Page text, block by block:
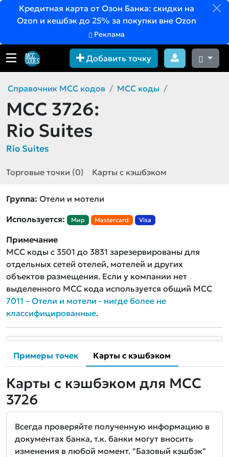
Кредитная карта от Озон Банка: скидки на
Ozon и кешбэк до 25% за покупки вне Ozon
Реклама
Добавить точку
Справочник MCC кодов MCC коды
MCC 3726:
Rio Suites
Rio Suites
Торговые точки (0) Карты с кэшбэком
Группа: Отели и мотели
Используется:
Мир Mastercard Visa
Примечание
MCC коды с 3501 до 3831 зарезервированы для
отдельных сетей отелей, мотелей и других
объектов размещения. Если у компании нет
выделенного MCC кода используется общий MCC
7011 – Отели и мотели - нигде более не
классифицированные.
Примеры точек Карты с кэшбэком
Карты с кэшбэком для MCC
3726
Всегда проверяйте полученную информацию в
документах банка, т.к. банки могут вносить
изменения в любой момент. "Базовый кэшбэк"